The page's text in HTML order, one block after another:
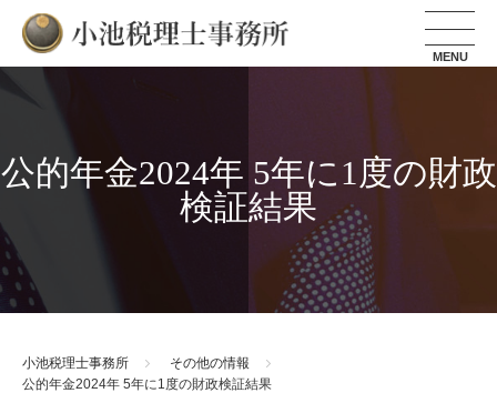
小池税理士事務所
公的年金2024年 5年に1度の財政
検証結果
小池税理士事務所
その他の情報
公的年金2024年 5年に1度の財政検証結果